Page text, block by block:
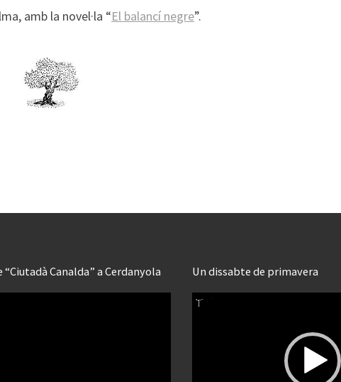
amb la novel·la “El balancí negre”.
Canalda” a Cerdanyola Un dissabte de primavera
Reproductor